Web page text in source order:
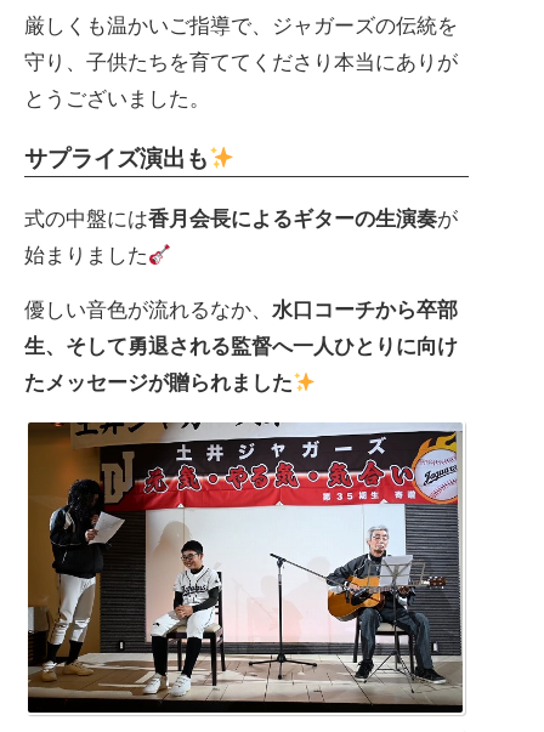
厳しくも温かいご指導で、ジャガーズの伝統を
守り、子供たちを育ててくださり本当にありが
とうございました。
サプライズ演出も
式の中盤には香月会長によるギターの生演奏が
始まりました
優しい音色が流れるなか、 水口コーチから卒部
生、そして勇退される監督へ一人ひとりに向け
たメッセージが贈られました